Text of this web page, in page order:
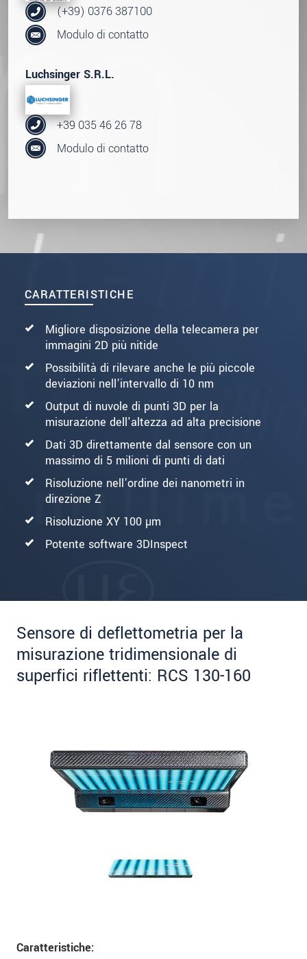
CARATTERISTICHE
Migliore disposizione della telecamera per
immagini 2D più nitide
Possibilità di rilevare anche le più piccole
deviazioni nell’intervallo di 10 nm
Output di nuvole di punti 3D per la
misurazione dell'altezza ad alta precisione
Dati 3D direttamente dal sensore con un
massimo di 5 milioni di punti di dati
Risoluzione nell’ordine dei nanometri in
direzione Z
Risoluzione XY 100 µm
Potente software 3DInspect
(+39) 0376 387100
Modulo di contatto
Luchsinger S.R.L.
+39 035 46 26 78
Modulo di contatto
Sensore di deflettometria per la
misurazione tridimensionale di
superfici riflettenti: RCS 130-160
Caratteristiche: